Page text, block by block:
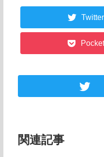
Twitter
関連記事